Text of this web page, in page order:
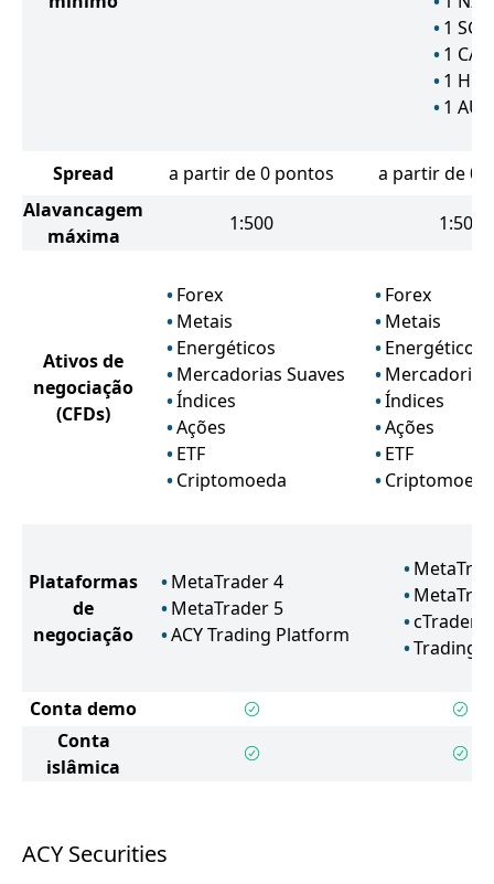
1 SGD
1 CAD
1 HKD
1 AUD
Spread a partir de 0 pontos
a partir de 0
Alavancagem
máxima
1:500 1:500
Ativos de
negociação
(CFDs)
Forex
Metais
Energéticos
Mercadorias Suaves
Índices
Ações
ETF
Criptomoeda
Forex
Metais
Energéticos
Mercadorias
Índices
Ações
ETF
Criptomoeda
Plataformas
de
negociação
MetaTrader 4
MetaTrader 5
ACY Trading Platform
cTrader
Conta demo
Conta
islâmica
ACY Securities